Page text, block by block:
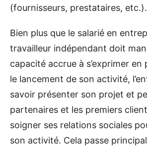
(fournisseurs, prestataires, etc.).
Bien plus que le salarié en
travailleur indépendant doit
capacité accrue à s’exprimer en
le lancement de son activité,
savoir présenter son projet et
partenaires et les premiers
soigner ses relations sociales
son activité. Cela passe